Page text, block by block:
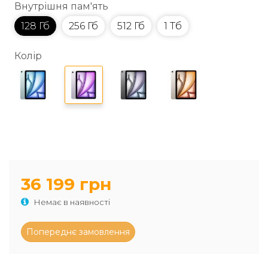
Внутрішня пам'ять
128 Гб
256 Гб 512 Гб 1 Тб
Колір
36 199 грн
Немає в наявності